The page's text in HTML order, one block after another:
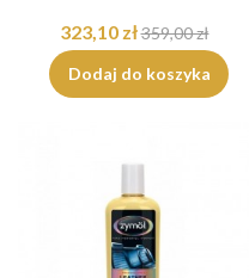
323,10 zł359,00 zł
Dodaj do koszyka